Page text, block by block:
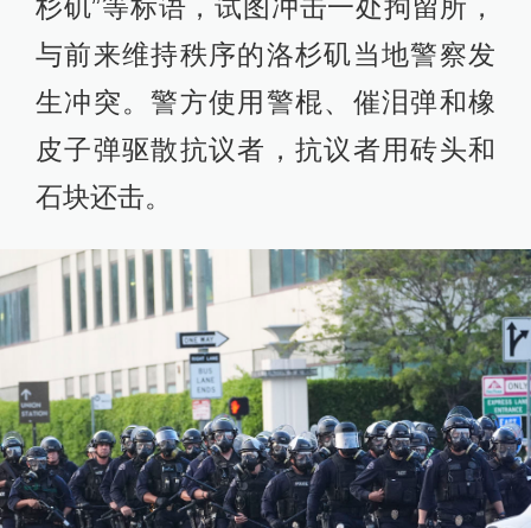
美国警方在旧金山抗议活动中逮捕约60人
查看详情
10:08
特朗普与美国民主党州长就洛杉矶抗议冲突
相互指责
08:47
新华社记者被催泪弹击中
查看详情
08:15
我驻洛杉矶总领馆紧急提醒中国公民加强安
全防范
查看详情
杉矶”等标语，试图冲击一处拘留所，
与前来维持秩序的洛杉矶当地警察发
生冲突。警方使用警棍、催泪弹和橡
皮子弹驱散抗议者，抗议者用砖头和
石块还击。